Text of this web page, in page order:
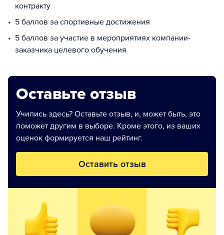
контракту
5 баллов за спортивные достижения
5 баллов за участие в мероприятиях компании-
заказчика целевого обучения
Оставьте отзыв
Учились здесь? Оставьте отзыв, и, может быть, это
поможет другим в выборе. Кроме этого, из ваших
оценок формируется наш рейтинг.
Оставить отзыв